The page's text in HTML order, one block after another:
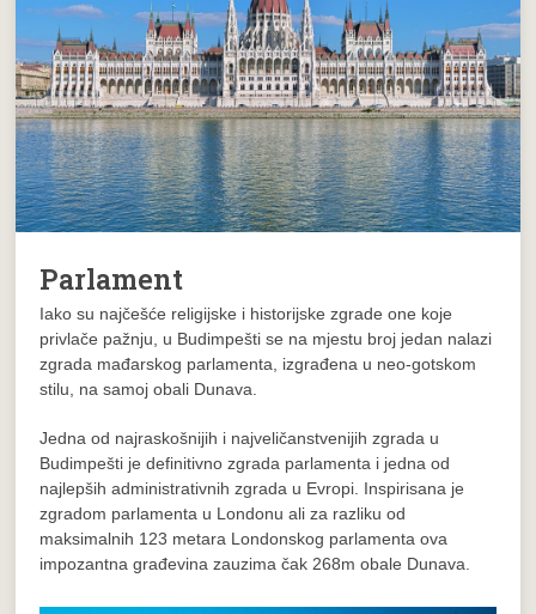
Parlament
Iako su najčešće religijske i historijske zgrade one koje
privlače pažnju, u Budimpešti se na mjestu broj jedan nalazi
zgrada mađarskog parlamenta, izgrađena u neo-gotskom
stilu, na samoj obali Dunava.
Jedna od najraskošnijih i najveličanstvenijih zgrada u
Budimpešti je definitivno zgrada parlamenta i jedna od
najlepših administrativnih zgrada u Evropi. Inspirisana je
zgradom parlamenta u Londonu ali za razliku od
maksimalnih 123 metara Londonskog parlamenta ova
impozantna građevina zauzima čak 268m obale Dunava.